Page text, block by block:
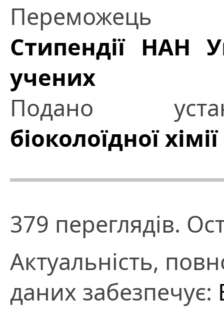
Переможець
Стипендії НАН
учених
Подано
біоколоїдної
379 переглядів.
Актуальність,
даних забезпечує: